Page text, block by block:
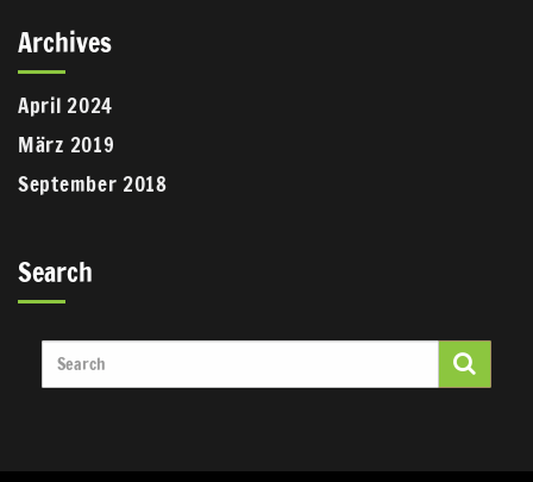
Archives
April 2024
März 2019
September 2018
Search